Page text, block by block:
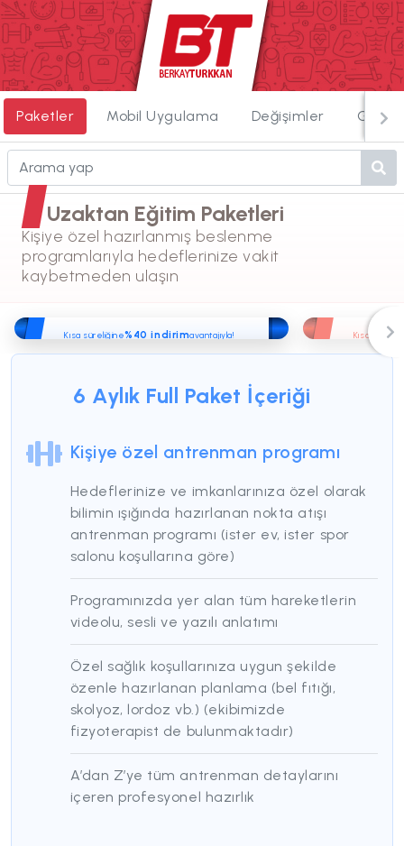
Paketler Mobil Uygulama Değişimler
Uzaktan Eğitim Paketleri
Kişiye özel hazırlanmış beslenme
programlarıyla hedeflerinize vakit
kaybetmeden ulaşın
Kısa süreliğine%40 indirimavantajıyla!
6600 yerine 3950₺
6 Aylık Full Paket
+2 AY HEDİYE
Hemen Başla
Kısa
6 Aylık Full Paket İçeriği
Kişiye özel antrenman programı
Hedeflerinize ve imkanlarınıza özel olarak
bilimin ışığında hazırlanan nokta atışı
antrenman programı (ister ev, ister spor
salonu koşullarına göre)
Programınızda yer alan tüm hareketlerin
videolu, sesli ve yazılı anlatımı
Özel sağlık koşullarınıza uygun şekilde
özenle hazırlanan planlama (bel fıtığı,
skolyoz, lordoz vb.) (ekibimizde
fizyoterapist de bulunmaktadır)
A’dan Z’ye tüm antrenman detaylarını
içeren profesyonel hazırlık